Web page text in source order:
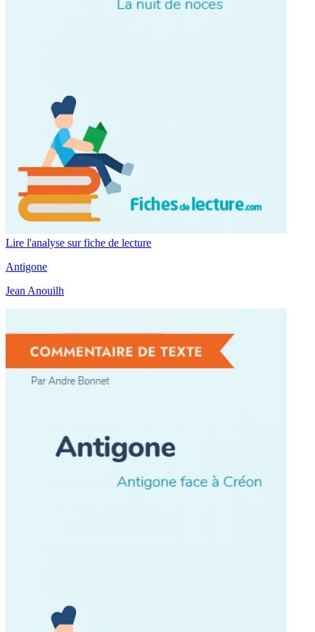
Lire l'analyse sur fiche de lecture
Antigone
Jean Anouilh